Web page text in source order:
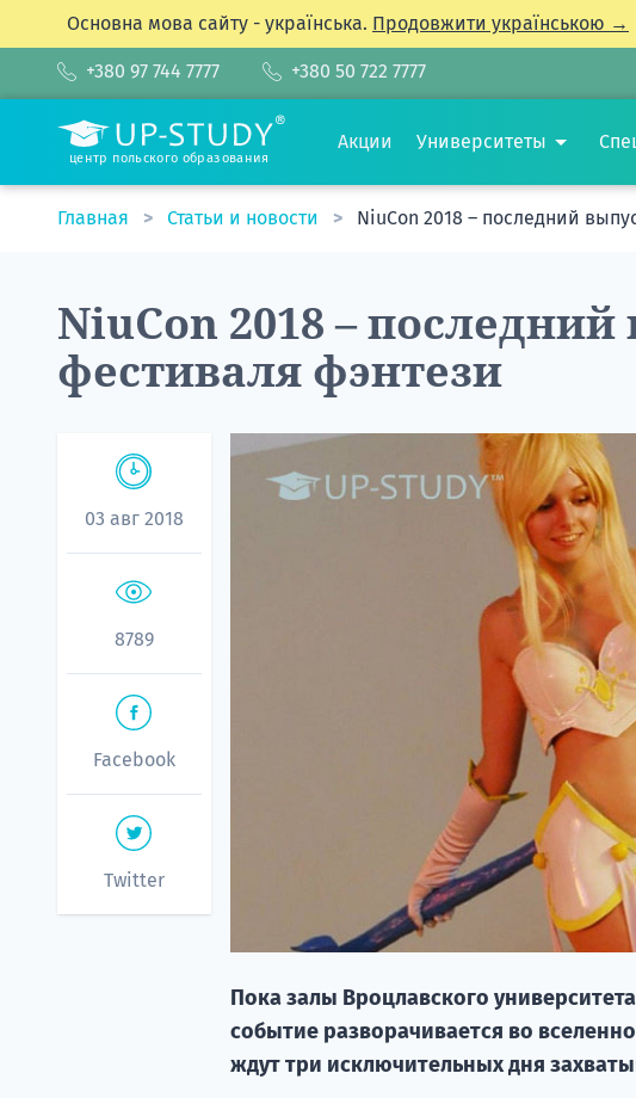
Основна мова сайту - українська. Продовжити українською →
+380 97 744 7777 +380 50 722 7777
центр польского образования
Акции Университеты
Главная Статьи и новости NiuCon 2018 – последний
NiuCon 2018 –
фестиваля фэнтези
03 авг 2018
8789
Facebook
Twitter
Пока залы Вроцлавского
событие разворачивается во
ждут три исключительных дня